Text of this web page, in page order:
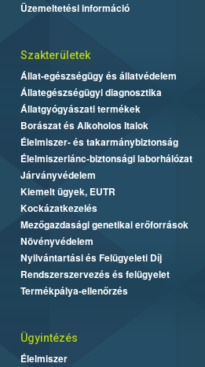
Üzemeltetési információ
Szakterületek
Állat-egészségügy és állatvédelem
Állategészségügyi diagnosztika
Állatgyógyászati termékek
Borászat és Alkoholos Italok
Élelmiszer- és takarmánybiztonság
Élelmiszerlánc-biztonsági laborhálózat
Járványvédelem
Kiemelt ügyek, EUTR
Kockázatkezelés
Mezőgazdasági genetikai erőforrások
Növényvédelem
Nyilvántartási és Felügyeleti Díj
Rendszerszervezés és felügyelet
Termékpálya-ellenőrzés
Ügyintézés
Élelmiszer